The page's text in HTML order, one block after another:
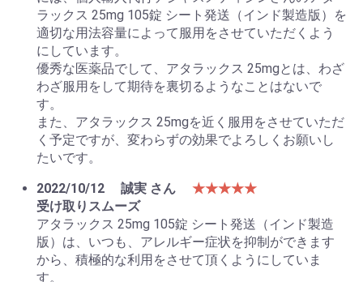
ラックス 25mg 105錠 シート発送（インド製造版）を
適切な用法容量によって服用をさせていただくよう
にしています。
優秀な医薬品でして、アタラックス 25mgとは、わざ
わざ服用をして期待を裏切るようなことはないで
す。
また、アタラックス 25mgを近く服用をさせていただ
く予定ですが、変わらずの効果でよろしくお願いし
たいです。
2022/10/12
誠実 さん
★★★★★
受け取りスムーズ
アタラックス 25mg 105錠 シート発送（インド製造
版）は、いつも、アレルギー症状を抑制ができます
から、積極的な利用をさせて頂くようにしていま
す。